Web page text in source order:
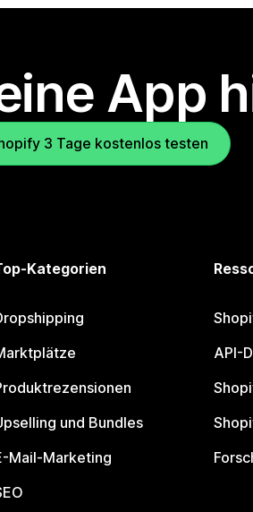
App
3 Tage kostenlos testen
Kategorien
und Bundles
Mail-Marketing
API-